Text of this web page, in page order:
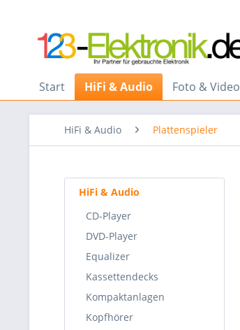
Start HiFi & Audio Foto & Video
HiFi & Audio Plattenspieler
HiFi & Audio
CD-Player
DVD-Player
Equalizer
Kassettendecks
Kompaktanlagen
Kopfhörer